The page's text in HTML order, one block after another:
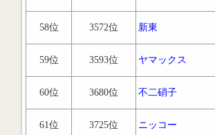
58位 3572位 新東
59位 3593位 ヤマックス
60位 3680位 不二硝子
61位 3725位 ニッコー